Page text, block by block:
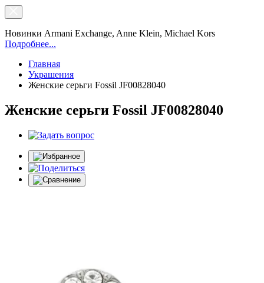
Новинки Armani Exchange, Anne Klein, Michael Kors
Подробнее...
Главная
Украшения
Женские серьги Fossil JF00828040
Женские серьги Fossil JF00828040